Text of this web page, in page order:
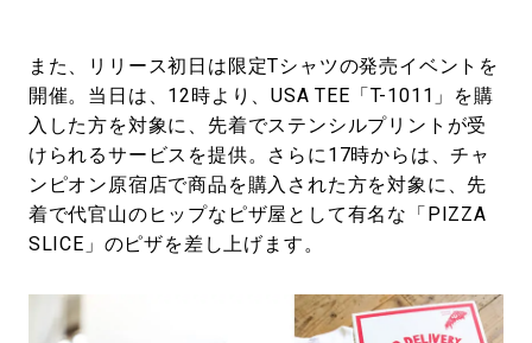
また、リリース初日は限定Tシャツの発売イベントを
開催。当日は、12時より、USA TEE「T-1011」を購
入した方を対象に、先着でステンシルプリントが受
けられるサービスを提供。さらに17時からは、チャ
ンピオン原宿店で商品を購入された方を対象に、先
着で代官山のヒップなピザ屋として有名な「PIZZA
SLICE」のピザを差し上げます。